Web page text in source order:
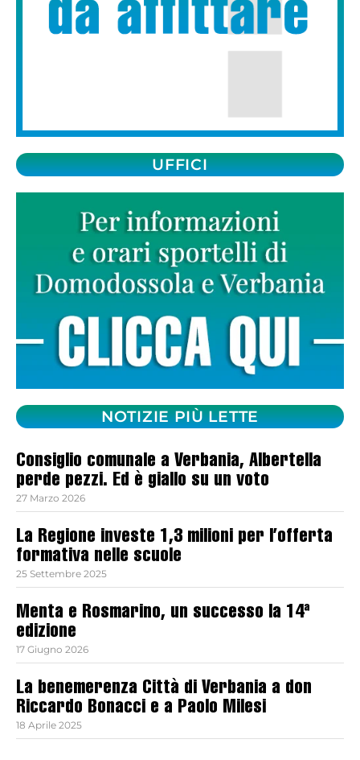
UFFICI
NOTIZIE PIÙ LETTE
Consiglio comunale a Verbania, Albertella
perde pezzi. Ed è giallo su un voto
27 Marzo 2026
La Regione investe 1,3 milioni per l’offerta
formativa nelle scuole
25 Settembre 2025
Menta e Rosmarino, un successo la 14ª
edizione
17 Giugno 2026
La benemerenza Città di Verbania a don
Riccardo Bonacci e a Paolo Milesi
18 Aprile 2025